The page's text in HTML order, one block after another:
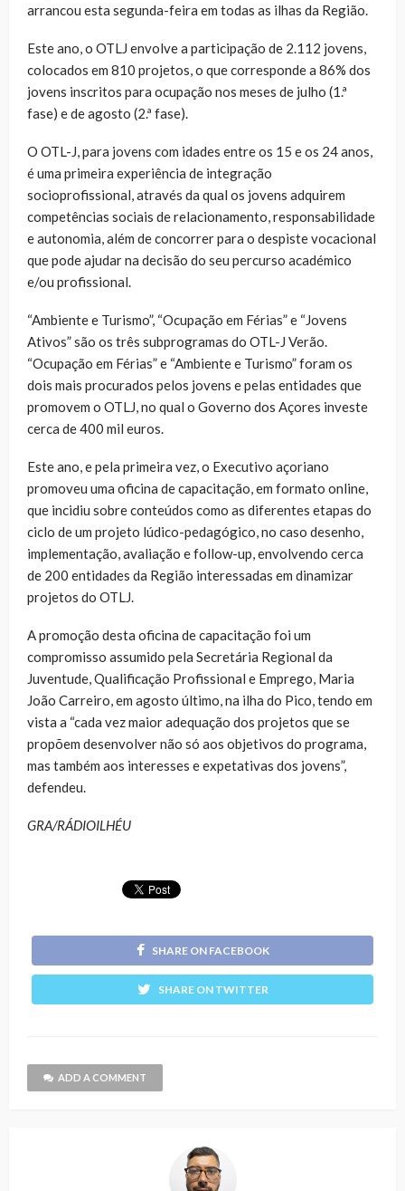
arrancou esta segunda-feira em todas as ilhas da Região.
Este ano, o OTLJ envolve a participação de 2.112 jovens,
colocados em 810 projetos, o que corresponde a 86% dos
jovens inscritos para ocupação nos meses de julho (1.ª
fase) e de agosto (2.ª fase).
O OTL-J, para jovens com idades entre os 15 e os 24 anos,
é uma primeira experiência de integração
socioprofissional, através da qual os jovens adquirem
competências sociais de relacionamento, responsabilidade
e autonomia, além de concorrer para o despiste vocacional
que pode ajudar na decisão do seu percurso académico
e/ou profissional.
“Ambiente e Turismo”, “Ocupação em Férias” e “Jovens
Ativos” são os três subprogramas do OTL-J Verão.
“Ocupação em Férias” e “Ambiente e Turismo” foram os
dois mais procurados pelos jovens e pelas entidades que
promovem o OTLJ, no qual o Governo dos Açores investe
cerca de 400 mil euros.
Este ano, e pela primeira vez, o Executivo açoriano
promoveu uma oficina de capacitação, em formato online,
que incidiu sobre conteúdos como as diferentes etapas do
ciclo de um projeto lúdico-pedagógico, no caso desenho,
implementação, avaliação e follow-up, envolvendo cerca
de 200 entidades da Região interessadas em dinamizar
projetos do OTLJ.
A promoção desta oficina de capacitação foi um
compromisso assumido pela Secretária Regional da
Juventude, Qualificação Profissional e Emprego, Maria
João Carreiro, em agosto último, na ilha do Pico, tendo em
vista a “cada vez maior adequação dos projetos que se
propõem desenvolver não só aos objetivos do programa,
mas também aos interesses e expetativas dos jovens”,
defendeu.
GRA/RÁDIOILHÉU
SHARE ON FACEBOOK
SHARE ON TWITTER
ADD A COMMENT